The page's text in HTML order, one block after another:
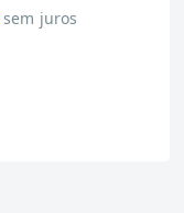
sem juros